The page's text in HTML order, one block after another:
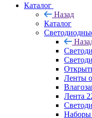
Каталог
Назад
Каталог
Ленты
Лента
Наборы